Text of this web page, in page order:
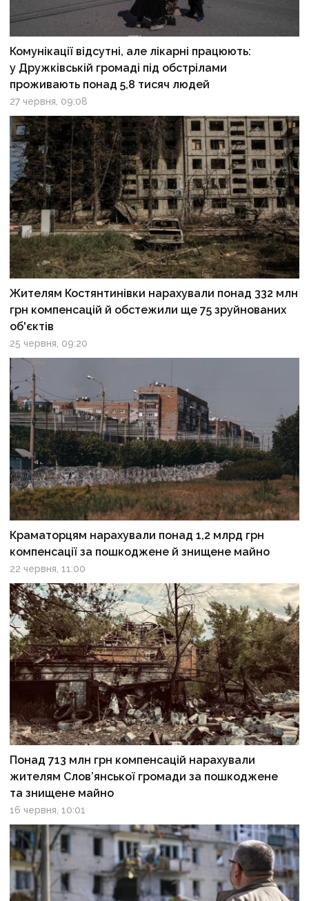
Комунікації відсутні, але лікарні працюють:
у Дружківській громаді під обстрілами
проживають понад 5,8 тисяч людей
27 червня, 09:08
Жителям Костянтинівки нарахували понад 332 млн
грн компенсацій й обстежили ще 75 зруйнованих
об'єктів
25 червня, 09:20
Краматорцям нарахували понад 1,2 млрд грн
компенсації за пошкоджене й знищене майно
22 червня, 11:00
Понад 713 млн грн компенсацій нарахували
жителям Слов’янської громади за пошкоджене
та знищене майно
16 червня, 10:01